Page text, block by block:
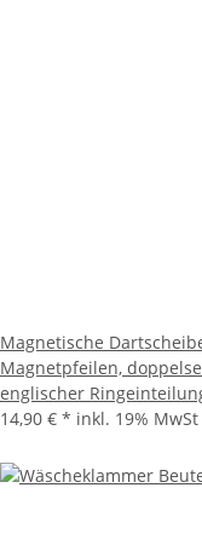
Magnetische
Magnetpfeilen,
englischer
14,90 € * inkl. 19% MwSt